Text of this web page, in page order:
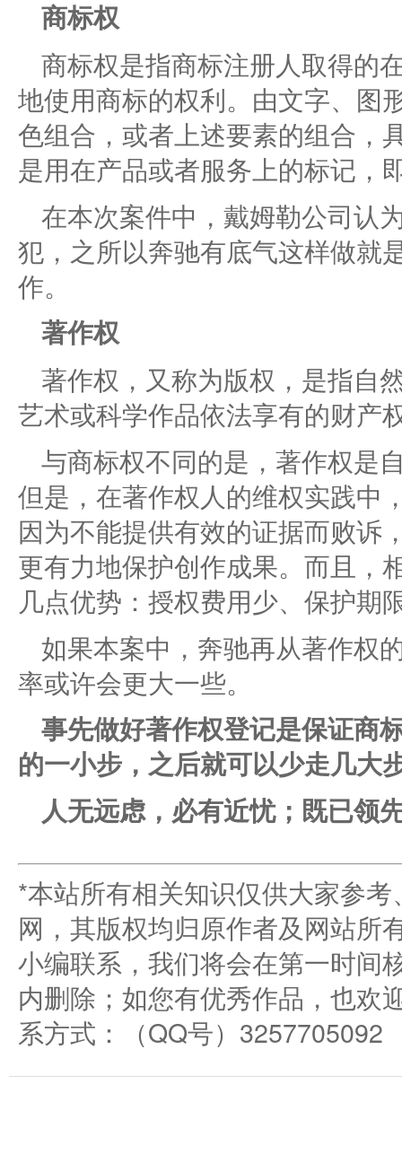
商标权
商标权是指商标注册人取得的
地使用商标的权利。由文字、图
色组合，或者上述要素的组合，
是用在产品或者服务上的标记，
在本次案件中，戴姆勒公司认
犯，之所以奔驰有底气这样做就
作。
著作权
著作权，又称为版权，是指自
艺术或科学作品依法享有的财产
与商标权不同的是，著作权是
但是，在著作权人的维权实践中
因为不能提供有效的证据而败诉
更有力地保护创作成果。而且，
几点优势：授权费用少、保护期
如果本案中，奔驰再从著作权
率或许会更大一些。
事先做好著作权登记是保证商
的一小步，之后就可以少走几大
人无远虑，必有近忧；既已领
*本站所有相关知识仅供大家参
网，其版权均归原作者及网站所
小编联系，我们将会在第一时间
内删除；如您有优秀作品，也欢
系方式：（QQ号）3257705092